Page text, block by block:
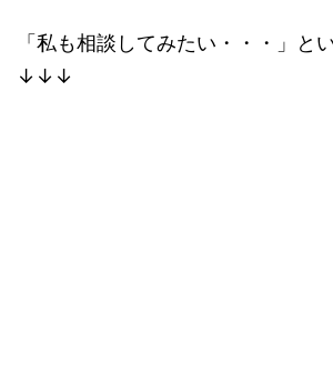
「私も相談してみたい・・・」と
↓↓↓